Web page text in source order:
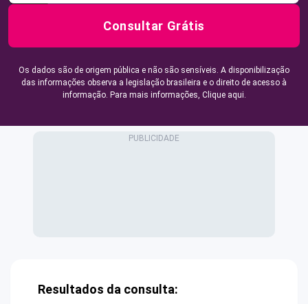
Consultar Grátis
Os dados são de origem pública e não são sensíveis. A disponibilização
das informações observa a legislação brasileira e o direito de acesso à
informação. Para mais informações, Clique aqui.
Resultados da consulta: